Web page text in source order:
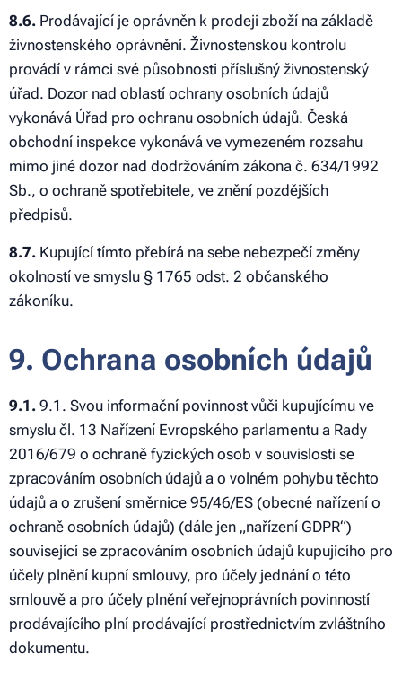
8.6. Prodávající je oprávněn k prodeji zboží na základě
živnostenského oprávnění. Živnostenskou kontrolu
provádí v rámci své působnosti příslušný živnostenský
úřad. Dozor nad oblastí ochrany osobních údajů
vykonává Úřad pro ochranu osobních údajů. Česká
obchodní inspekce vykonává ve vymezeném rozsahu
mimo jiné dozor nad dodržováním zákona č. 634/1992
Sb., o ochraně spotřebitele, ve znění pozdějších
předpisů.
8.7. Kupující tímto přebírá na sebe nebezpečí změny
okolností ve smyslu § 1765 odst. 2 občanského
zákoníku.
9. Ochrana osobních údajů
9.1. 9.1. Svou informační povinnost vůči kupujícímu ve
smyslu čl. 13 Nařízení Evropského parlamentu a Rady
2016/679 o ochraně fyzických osob v souvislosti se
zpracováním osobních údajů a o volném pohybu těchto
údajů a o zrušení směrnice 95/46/ES (obecné nařízení o
ochraně osobních údajů) (dále jen „nařízení GDPR“)
související se zpracováním osobních údajů kupujícího pro
účely plnění kupní smlouvy, pro účely jednání o této
smlouvě a pro účely plnění veřejnoprávních povinností
prodávajícího plní prodávající prostřednictvím zvláštního
dokumentu.